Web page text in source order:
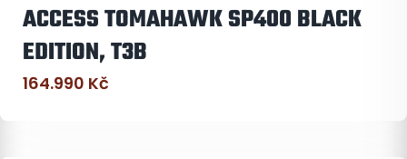
ACCESS TOMAHAWK SP400 BLACK
EDITION, T3B
164.990 Kč